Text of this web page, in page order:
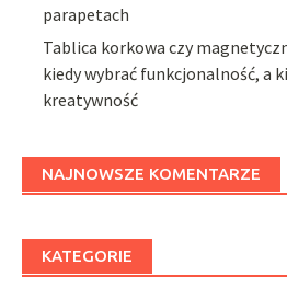
parapetach
Tablica korkowa czy
kiedy wybrać funkcjonalność, a
kreatywność
NAJNOWSZE KOMENTARZE
KATEGORIE